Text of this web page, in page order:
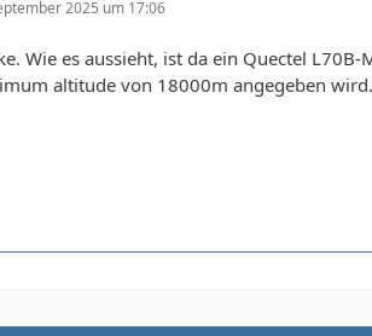
2025 um 17:06
Wie es aussieht, ist da ein Quectel
altitude von 18000m angegeben